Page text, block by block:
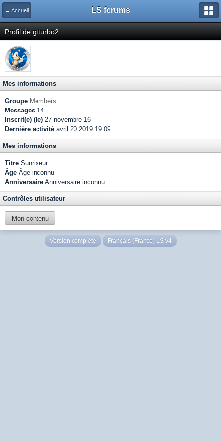
← Accueil LS forums
Profil de gtturbo2
Mes informations
Groupe Members
Messages 14
Inscrit(e) (le) 27-novembre 16
Dernière activité avril 20 2019 19:09
Mes informations
Titre Sunriseur
Âge Âge inconnu
Anniversaire Anniversaire inconnu
Contrôles utilisateur
Mon contenu
Version complète Français (France) LS v4